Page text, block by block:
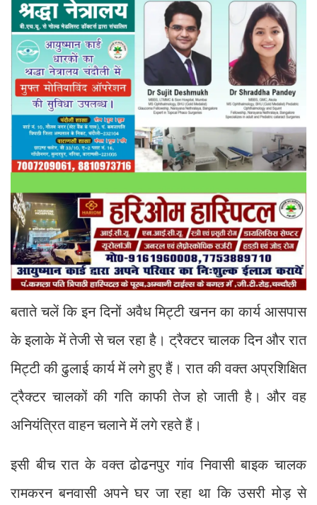
बताते चलें कि इन दिनों अवैध मिट्टी खनन का कार्य आसपास
के इलाके में तेजी से चल रहा है। ट्रैक्टर चालक दिन और रात
मिट्टी की ढुलाई कार्य में लगे हुए हैं। रात की वक्त अप्रशिक्षित
ट्रैक्टर चालकों की गति काफी तेज हो जाती है। और वह
अनियंत्रित वाहन चलाने में लगे रहते हैं।
इसी बीच रात के वक्त ढोढनपुर गांव निवासी बाइक चालक
रामकरन बनवासी अपने घर जा रहा था कि उसरी मोड़ से